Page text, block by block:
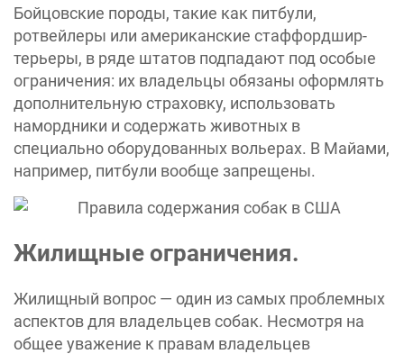
Бойцовские породы, такие как питбули,
ротвейлеры или американские стаффордшир-
терьеры, в ряде штатов подпадают под особые
ограничения: их владельцы обязаны оформлять
дополнительную страховку, использовать
намордники и содержать животных в
специально оборудованных вольерах. В Майами,
например, питбули вообще запрещены.
Жилищные ограничения.
Жилищный вопрос — один из самых проблемных
аспектов для владельцев собак. Несмотря на
общее уважение к правам владельцев